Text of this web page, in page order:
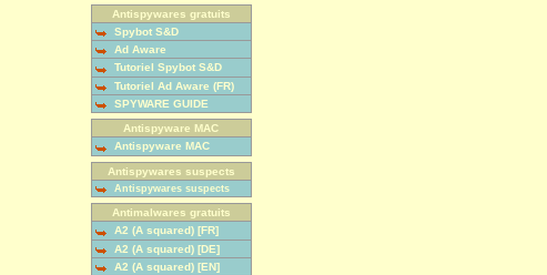
Antispywares gratuits
Spybot S&D
Ad Aware
Tutoriel Spybot S&D
Tutoriel Ad Aware (FR)
SPYWARE GUIDE
Antispyware MAC
Antispyware MAC
Antispywares suspects
Antispywares suspects
Antimalwares gratuits
A2 (A squared) [FR]
A2 (A squared) [DE]
A2 (A squared) [EN]